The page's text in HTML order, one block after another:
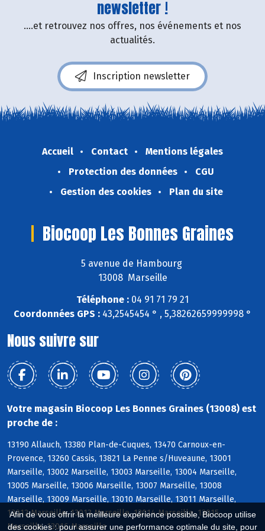
Afin de vous offrir la meilleure expérience possible, Biocoop utilise
des cookies : pour assurer une performance optimale du site, pour
newsletter !
....et retrouvez nos offres, nos événements et nos
actualités.
Inscription newsletter
Accueil Contact
Mentions légales
Protection des données
CGU
Gestion des cookies
Plan du site
Biocoop Les Bonnes Graines
5 avenue de Hambourg
13008 Marseille
Téléphone : 04 91 71 79 21
Coordonnées GPS : 43,2545454 ° , 5,38262659999998 °
Nous suivre sur
Votre magasin Biocoop Les Bonnes Graines (13008) est
proche de :
13190 Allauch, 13380 Plan-de-Cuques, 13470 Carnoux-en-
Provence, 13260 Cassis, 13821 La Penne s/Huveaune, 13001
Marseille, 13002 Marseille, 13003 Marseille, 13004 Marseille,
13005 Marseille, 13006 Marseille, 13007 Marseille, 13008
Marseille, 13009 Marseille, 13010 Marseille, 13011 Marseille,
13012 Marseille, 13013 Marseille, 13014 Marseille, 13015
Marseille, 13016 Marseille